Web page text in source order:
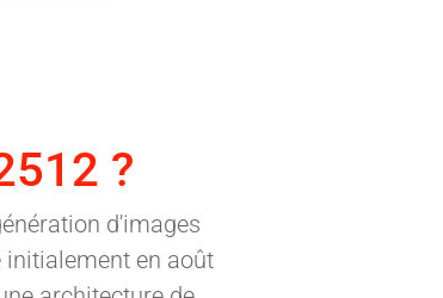
?
d'images
initialement en août